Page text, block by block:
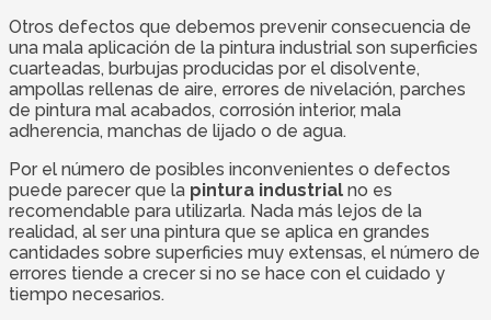
Otros defectos que debemos prevenir consecuencia de
una mala aplicación de la pintura industrial son superficies
cuarteadas, burbujas producidas por el disolvente,
ampollas rellenas de aire, errores de nivelación, parches
de pintura mal acabados, corrosión interior, mala
adherencia, manchas de lijado o de agua.
Por el número de posibles inconvenientes o defectos
puede parecer que la pintura industrial no es
recomendable para utilizarla. Nada más lejos de la
realidad, al ser una pintura que se aplica en grandes
cantidades sobre superficies muy extensas, el número de
errores tiende a crecer si no se hace con el cuidado y
tiempo necesarios.